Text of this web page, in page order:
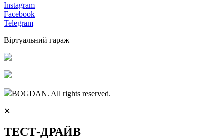
Instagram
Facebook
Telegram
Віртуальний гараж
BOGDAN. All rights reserved.
✕
ТЕСТ-ДРАЙВ